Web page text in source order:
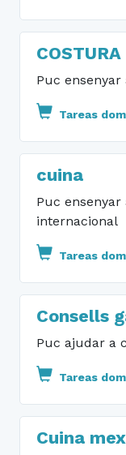
COSTURA
Puc ensenyar
Tareas
cuina
Puc
internacional
Tareas
Consells
Puc ajudar a
Tareas
Cuina